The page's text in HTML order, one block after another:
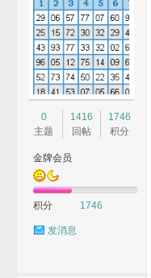
0
主题
1416
回帖
1746
积分
金牌会员
积分 1746
发消息